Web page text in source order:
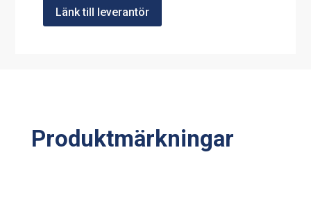
Länk till leverantör
Produktmärkningar